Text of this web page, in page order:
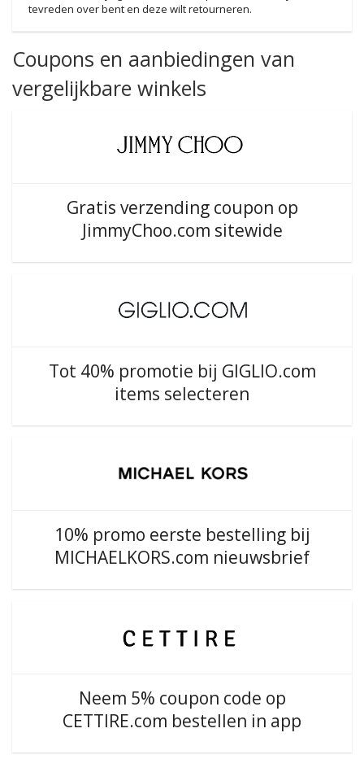
tevreden over bent en deze wilt retourneren.
Coupons en aanbiedingen van
vergelijkbare winkels
Gratis verzending coupon op
JimmyChoo.com sitewide
Tot 40% promotie bij GIGLIO.com
items selecteren
10% promo eerste bestelling bij
MICHAELKORS.com nieuwsbrief
Neem 5% coupon code op
CETTIRE.com bestellen in app